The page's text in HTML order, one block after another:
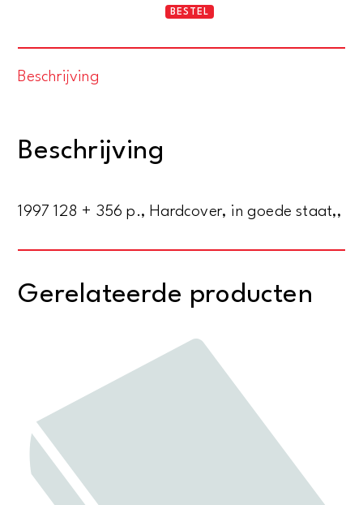
De
1900-
delen)
BESTEL
Beschrijving
Beschrijving
1997 128 + 356 p., Hardcover, in goede staat,,
Gerelateerde producten